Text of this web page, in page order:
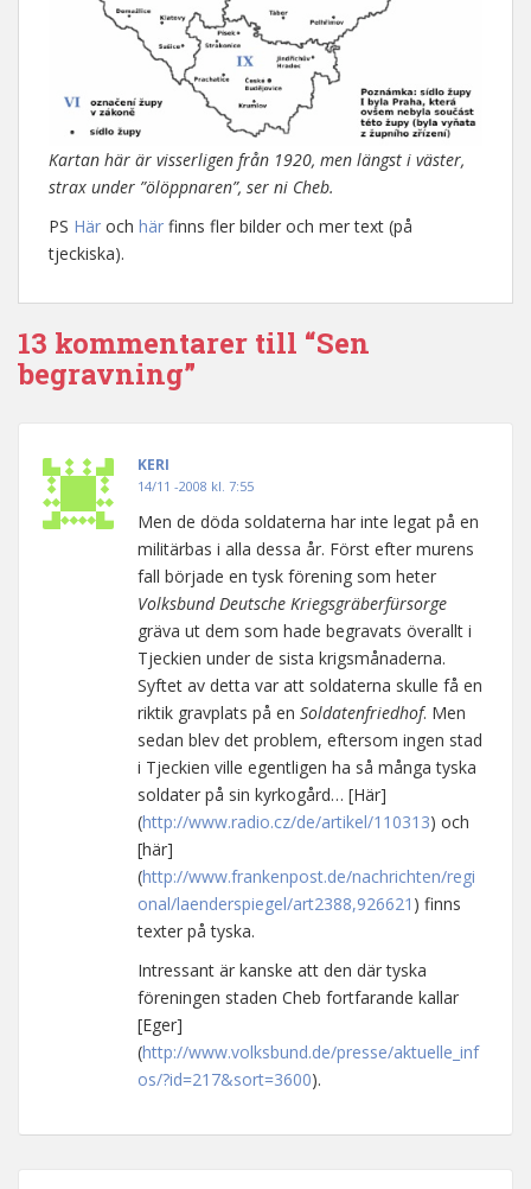
Kartan här är visserligen från 1920, men längst i väster,
strax under ”ölöppnaren”, ser ni Cheb.
PS Här och här finns fler bilder och mer text (på
tjeckiska).
13 kommentarer till “Sen
begravning”
KERI
14/11 -2008 kl. 7:55
Men de döda soldaterna har inte legat på en
militärbas i alla dessa år. Först efter murens
fall började en tysk förening som heter
Volksbund Deutsche Kriegsgräberfürsorge
gräva ut dem som hade begravats överallt i
Tjeckien under de sista krigsmånaderna.
Syftet av detta var att soldaterna skulle få en
riktik gravplats på en Soldatenfriedhof. Men
sedan blev det problem, eftersom ingen stad
i Tjeckien ville egentligen ha så många tyska
soldater på sin kyrkogård… [Här]
(http://www.radio.cz/de/artikel/110313) och
[här]
(http://www.frankenpost.de/nachrichten/regi
onal/laenderspiegel/art2388,926621 ) finns
texter på tyska.
Intressant är kanske att den där tyska
föreningen staden Cheb fortfarande kallar
[Eger]
(http://www.volksbund.de/presse/aktuelle_inf
os/?id=217&sort=3600).